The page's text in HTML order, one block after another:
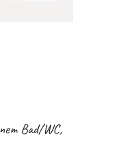
Bad/WC,